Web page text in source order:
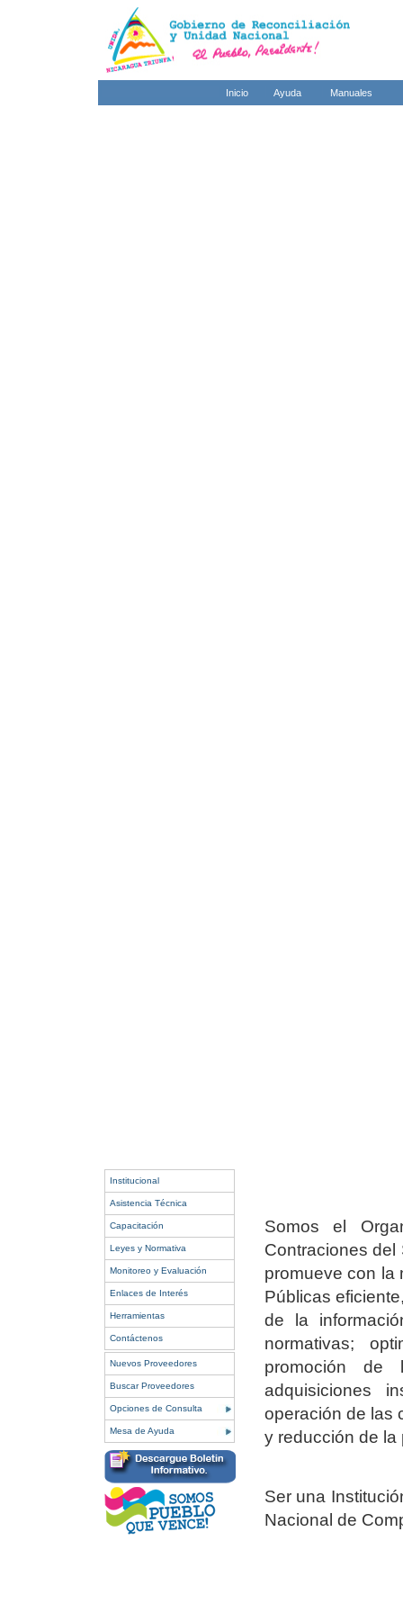
Inicio Ayuda Manuales
Institucional
Asistencia Técnica
Capacitación
Leyes y Normativa
Monitoreo y Evaluación
Enlaces de Interés
Herramientas
Contáctenos
Nuevos Proveedores
Buscar Proveedores
Opciones de Consulta
Mesa de Ayuda
Somos el
Contraciones
promueve con la
Públicas
de la
normativas;
promoción de
adquisiciones
operación de las
y reducción de la
Ser una
Nacional de